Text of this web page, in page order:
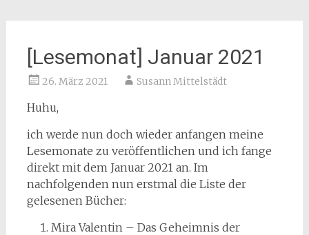
[Lesemonat] Januar 2021
26. März 2021 Susann Mittelstädt
Huhu,
ich werde nun doch wieder anfangen meine
Lesemonate zu veröffentlichen und ich fange
direkt mit dem Januar 2021 an. Im
nachfolgenden nun erstmal die Liste der
gelesenen Bücher:
Mira Valentin – Das Geheimnis der